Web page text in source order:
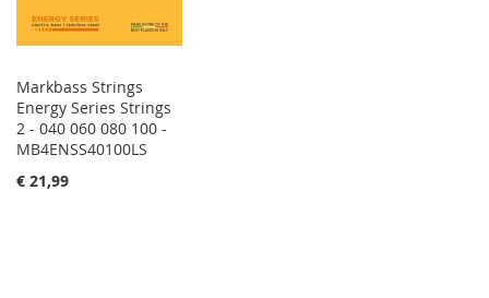
Markbass Strings
Energy Series Strings
2 - 040 060 080 100 -
MB4ENSS40100LS
€ 21,99